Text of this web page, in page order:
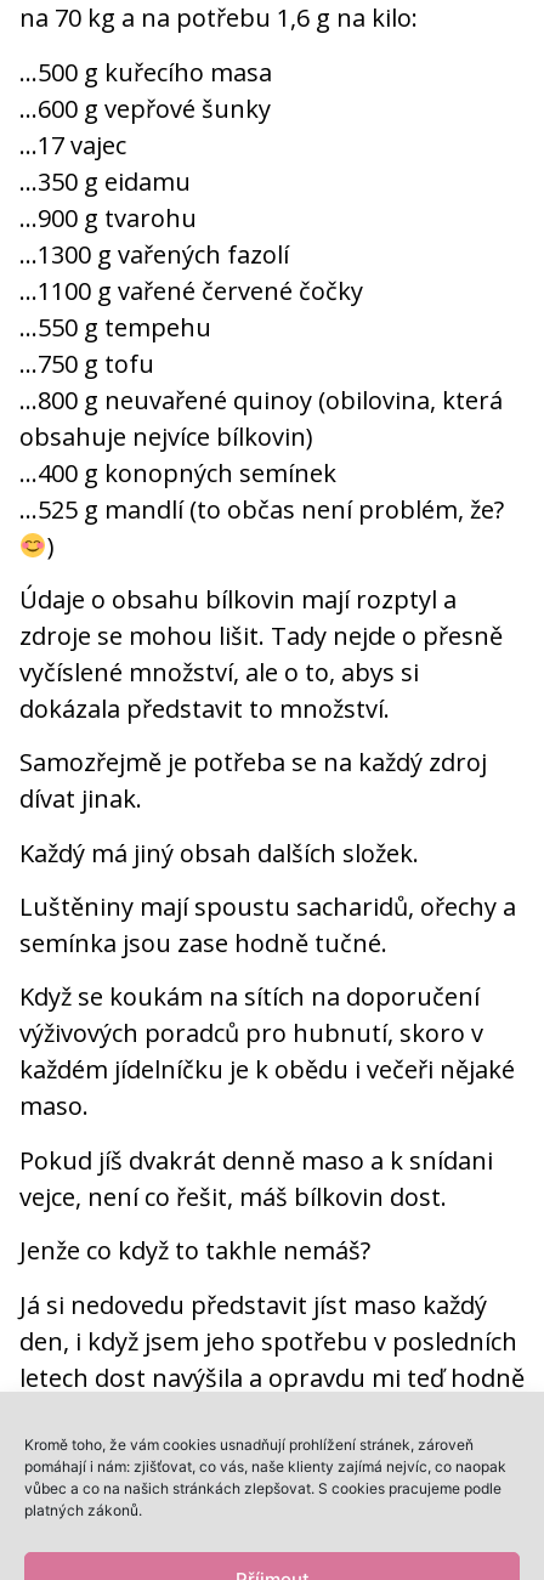
Kromě toho, že vám cookies usnadňují prohlížení stránek, zároveň
pomáhají i nám: zjišťovat, co vás, naše klienty zajímá nejvíc, co naopak
vůbec a co na našich stránkách zlepšovat. S cookies pracujeme podle
platných zákonů.
na 70 kg a na potřebu 1,6 g na kilo:
…500 g kuřecího masa
…600 g vepřové šunky
…17 vajec
…350 g eidamu
…900 g tvarohu
…1300 g vařených fazolí
…1100 g vařené červené čočky
…550 g tempehu
…750 g tofu
…800 g neuvařené quinoy (obilovina, která
obsahuje nejvíce bílkovin)
…400 g konopných semínek
…525 g mandlí (to občas není problém, že?
)
Údaje o obsahu bílkovin mají rozptyl a
zdroje se mohou lišit. Tady nejde o přesně
vyčíslené množství, ale o to, abys si
dokázala představit to množství.
Samozřejmě je potřeba se na každý zdroj
dívat jinak.
Každý má jiný obsah dalších složek.
Luštěniny mají spoustu sacharidů, ořechy a
semínka jsou zase hodně tučné.
Když se koukám na sítích na doporučení
výživových poradců pro hubnutí, skoro v
každém jídelníčku je k obědu i večeři nějaké
maso.
Pokud jíš dvakrát denně maso a k snídani
vejce, není co řešit, máš bílkovin dost.
Jenže co když to takhle nemáš?
Já si nedovedu představit jíst maso každý
den, i když jsem jeho spotřebu v posledních
letech dost navýšila a opravdu mi teď hodně
Jak si zařídit bílkoviny v
hlavních jídlech?